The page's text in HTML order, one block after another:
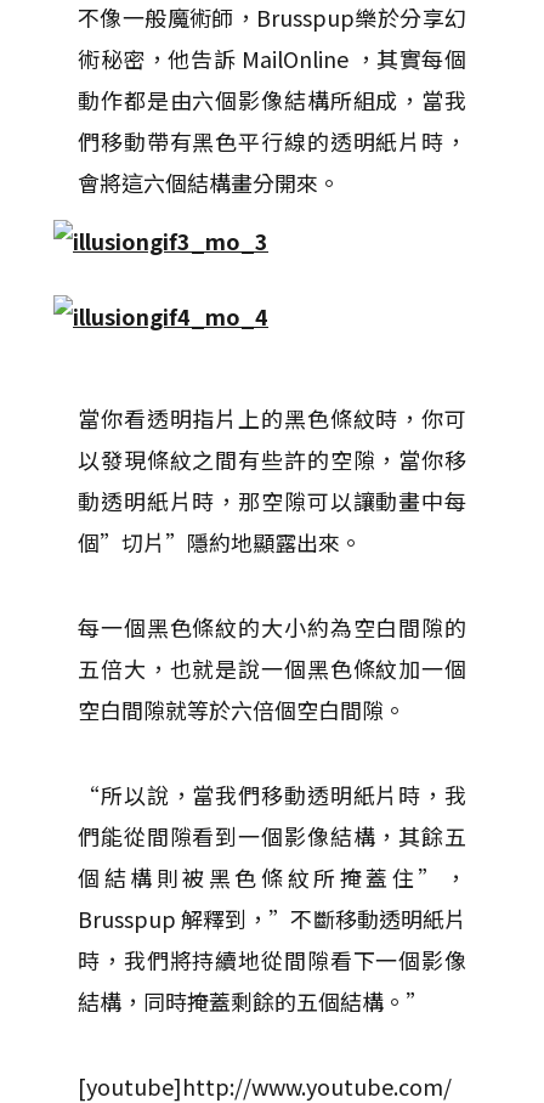
不像一般魔術師，Brusspup樂於分享幻
術秘密，他告訴 MailOnline ，其實每個
動作都是由六個影像結構所組成，當我
們移動帶有黑色平行線的透明紙片時，
會將這六個結構畫分開來。
當你看透明指片上的黑色條紋時，你可
以發現條紋之間有些許的空隙，當你移
動透明紙片時，那空隙可以讓動畫中每
個”切片”隱約地顯露出來。
每一個黑色條紋的大小約為空白間隙的
五倍大，也就是說一個黑色條紋加一個
空白間隙就等於六倍個空白間隙。
“所以說，當我們移動透明紙片時，我
們能從間隙看到一個影像結構，其餘五
個結構則被黑色條紋所掩蓋住”，
Brusspup 解釋到，”不斷移動透明紙片
時，我們將持續地從間隙看下一個影像
結構，同時掩蓋剩餘的五個結構。”
[youtube]http://www.youtube.com/